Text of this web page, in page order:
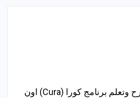
أفضل 4 دورات لشرح وتعلم برنامج كورا (Cura) اون